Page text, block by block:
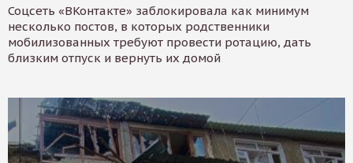
Соцсеть «ВКонтакте» заблокировала как минимум
несколько постов, в которых родственники
мобилизованных требуют провести ротацию, дать
близким отпуск и вернуть их домой